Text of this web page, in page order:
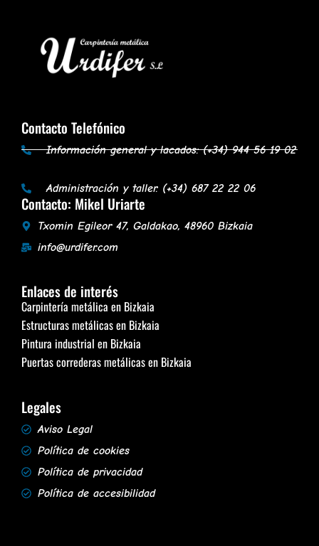
Contacto Telefónico
Información general y lacados: (+34) 944 56 19 02
Administración y taller: (+34) 687 22 22 06
Contacto: Mikel Uriarte
Txomin Egileor 47, Galdakao, 48960 Bizkaia
info@urdifer.com
Enlaces de interés
Carpintería metálica en Bizkaia
Estructuras metálicas en Bizkaia
Pintura industrial en Bizkaia
Puertas correderas metálicas en Bizkaia
Legales
Aviso Legal
Política de cookies
Política de privacidad
Política de accesibilidad